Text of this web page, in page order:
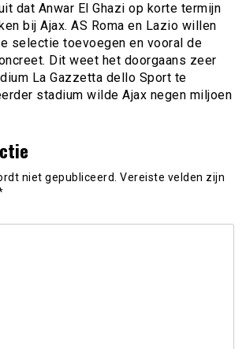
dat Anwar El Ghazi op korte termijn
bij Ajax. AS Roma en Lazio willen
selectie toevoegen en vooral de
Dit weet het doorgaans zeer
La Gazzetta dello Sport te
stadium wilde Ajax negen miljoen
niet gepubliceerd. Vereiste velden zijn